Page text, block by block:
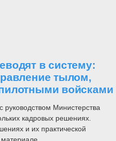
в систему:
тылом,
войсками
руководством Министерства
кадровых решениях.
и их практической